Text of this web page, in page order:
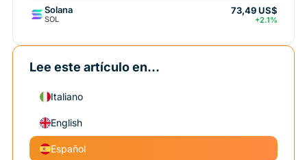
Solana
SOL
73,49 US$
+2.1%
Lee este artículo en...
Italiano
English
Español